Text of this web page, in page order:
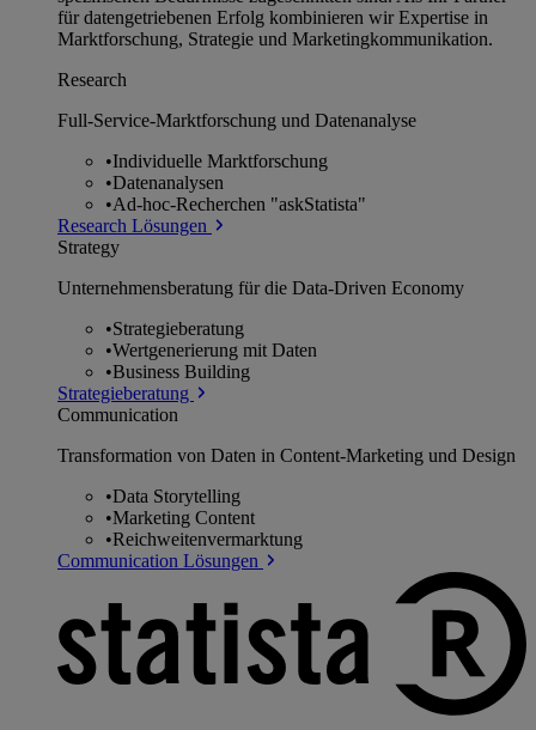
für datengetriebenen Erfolg kombinieren wir Expertise in
Marktforschung, Strategie und Marketingkommunikation.
Research
Full-Service-Marktforschung und Datenanalyse
•Individuelle Marktforschung
•Datenanalysen
•Ad-hoc-Recherchen "askStatista"
Research Lösungen
Strategy
Unternehmens­beratung für die Data-Driven Economy
•Strategieberatung
•Wertgenerierung mit Daten
•Business Building
Strategieberatung
Communication
Transformation von Daten in Content-Marketing und Design
•Data Storytelling
•Marketing Content
•Reichweitenvermarktung
Communication Lösungen